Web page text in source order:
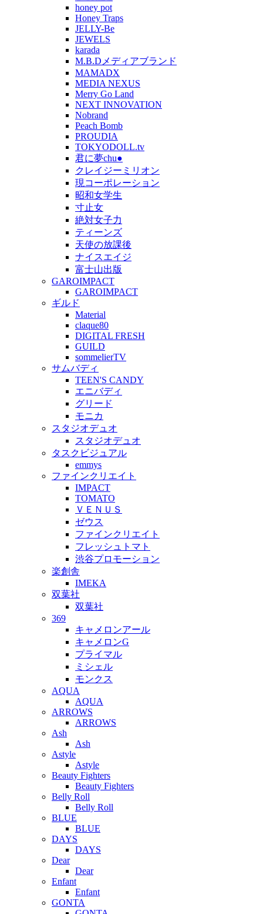
honey pot
Honey Traps
JELLY-Be
JEWELS
karada
M.B.Dメディアブランド
MAMADX
MEDIA NEXUS
Merry Go Land
NEXT INNOVATION
Nobrand
Peach Bomb
PROUDIA
TOKYODOLL.tv
君に夢chu●
クレイジーミリオン
現コーポレーション
昭和女学生
寸止女
絶対女子力
ティーンズ
天使の放課後
ナイスエイジ
富士山出版
GAROIMPACT
GAROIMPACT
ギルド
Material
claque80
DIGITAL FRESH
GUILD
sommelierTV
サムバディ
TEEN'S CANDY
エニバディ
グリード
モニカ
スタジオデュオ
スタジオデュオ
タスクビジュアル
emmys
ファインクリエイト
IMPACT
TOMATO
ＶＥＮＵＳ
ゼウス
ファインクリエイト
フレッシュトマト
渋谷プロモーション
楽創舎
IMEKA
双葉社
双葉社
369
キャメロンアール
キャメロンG
プライマル
ミシェル
モンクス
AQUA
AQUA
ARROWS
ARROWS
Ash
Ash
Astyle
Astyle
Beauty Fighters
Beauty Fighters
Belly Roll
Belly Roll
BLUE
BLUE
DAYS
DAYS
Dear
Dear
Enfant
Enfant
GONTA